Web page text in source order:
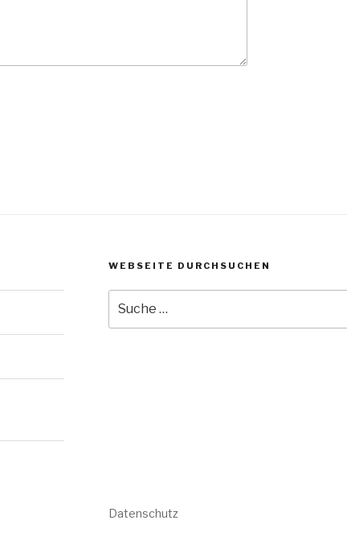
WEBSEITE DURCHSUCHEN
nach:
Datenschutz